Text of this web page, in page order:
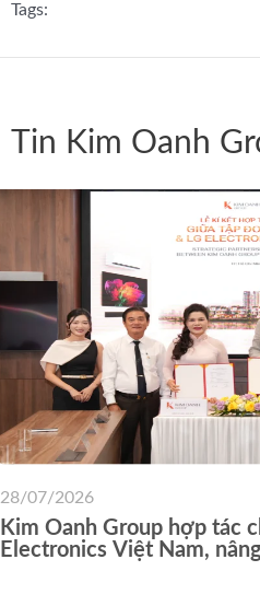
Tags:
Tin Kim Oanh
Kim Oanh Group hợp tác
Electronics Việt Nam,
28/07/2026